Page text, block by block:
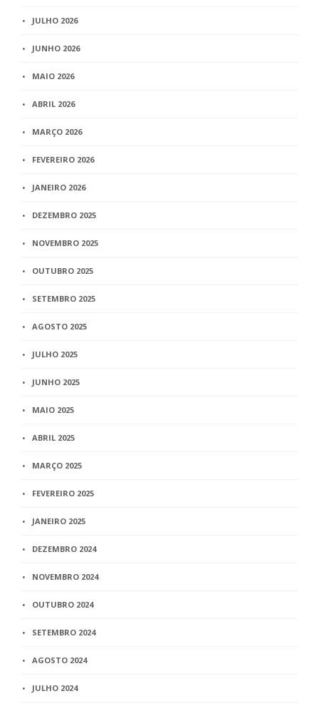
JULHO 2026
JUNHO 2026
MAIO 2026
ABRIL 2026
MARÇO 2026
FEVEREIRO 2026
JANEIRO 2026
DEZEMBRO 2025
NOVEMBRO 2025
OUTUBRO 2025
SETEMBRO 2025
AGOSTO 2025
JULHO 2025
JUNHO 2025
MAIO 2025
ABRIL 2025
MARÇO 2025
FEVEREIRO 2025
JANEIRO 2025
DEZEMBRO 2024
NOVEMBRO 2024
OUTUBRO 2024
SETEMBRO 2024
AGOSTO 2024
JULHO 2024